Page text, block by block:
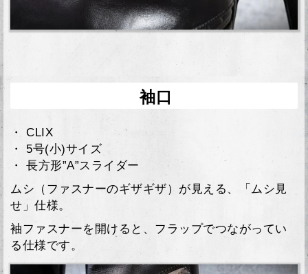
袖口
・ CLIX
・ 5号(小)サイズ
・ 長方形”A”スライダー
ムシ（ファスナーのギザギザ）が見える、「ムシ見
せ」仕様。
袖ファスナーを開けると、フラップでつながってい
る仕様です。